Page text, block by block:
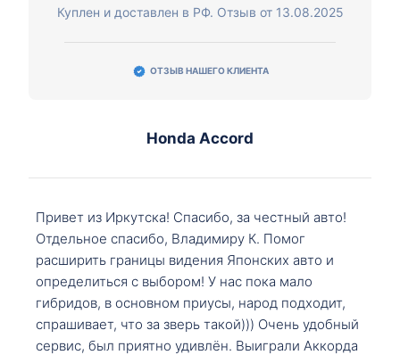
Куплен и доставлен в РФ. Отзыв от 13.08.2025
ОТЗЫВ НАШЕГО КЛИЕНТА
Honda Accord
Привет из Иркутска! Спасибо, за честный авто!
Отдельное спасибо, Владимиру К. Помог
расширить границы видения Японских авто и
определиться с выбором! У нас пока мало
гибридов, в основном приусы, народ подходит,
спрашивает, что за зверь такой))) Очень удобный
сервис, был приятно удивлён. Выиграли Аккорда